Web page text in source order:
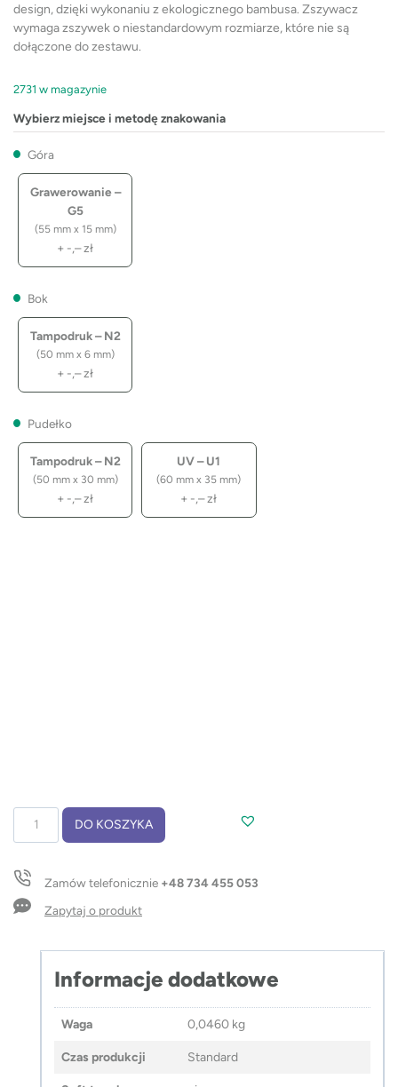
design, dzięki wykonaniu z ekologicznego bambusa. Zszywacz
wymaga zszywek o niestandardowym rozmiarze, które nie są
dołączone do zestawu.
2731 w magazynie
Wybierz miejsce i metodę znakowania
Góra
Grawerowanie –
G5
(55 mm x 15 mm)
+ -,–zł
Bok
Tampodruk – N2
(50 mm x 6 mm)
+ -,–zł
Pudełko
Tampodruk – N2
(50 mm x 30 mm)
+ -,–zł
UV – U1
(60 mm x 35 mm)
+ -,–zł
Zszywacz
STAPI
DO KOSZYKA
Zamów telefonicznie +48 734 455 053
Zapytaj o produkt
Informacje dodatkowe
Waga 0,0460 kg
Czas produkcji Standard